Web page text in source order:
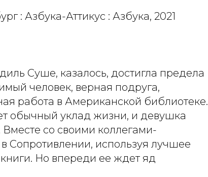
: Азбука-Аттикус : Азбука, 2021
Суше, казалось, достигла предела
человек, верная подруга,
работа в Американской библиотеке.
обычный уклад жизни, и девушка
Вместе со своими коллегами-
Сопротивлении, используя лучшее
Но впереди ее ждет яд